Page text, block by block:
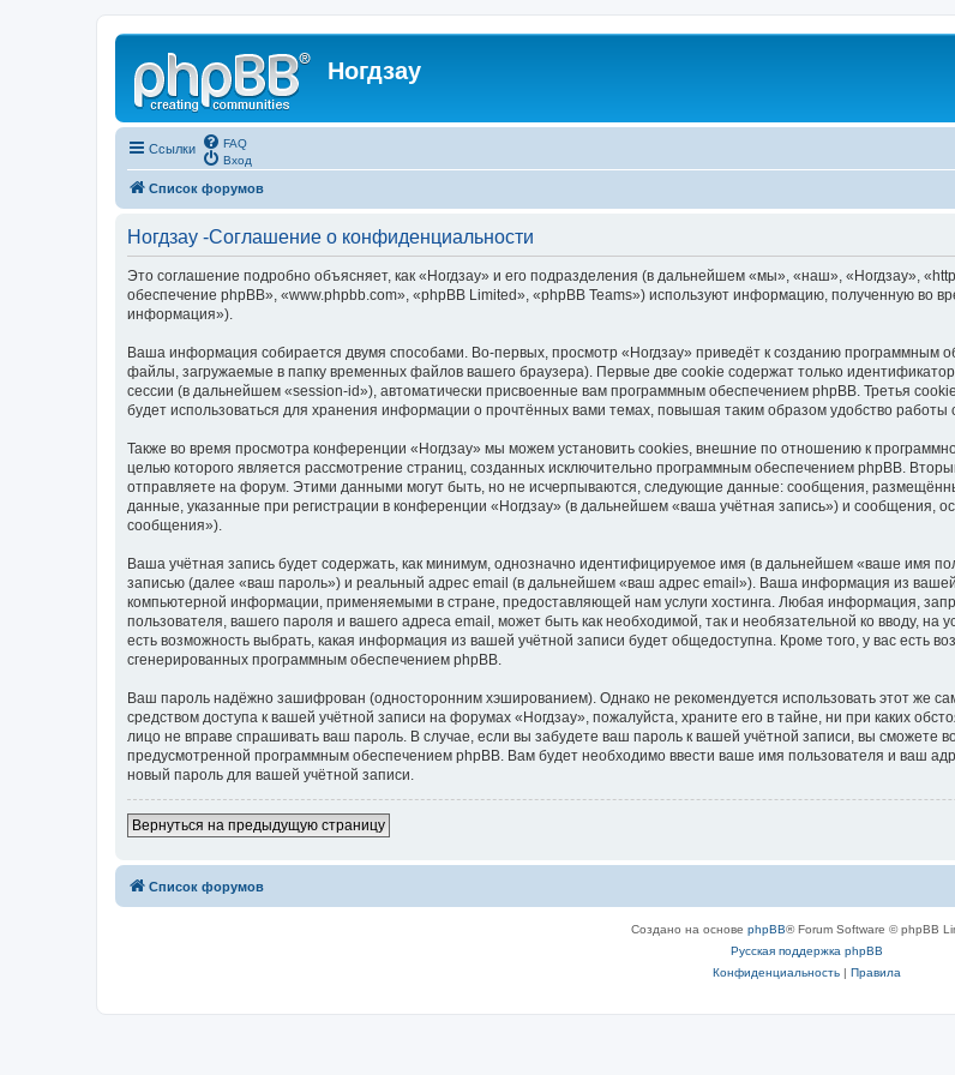
Ногдзау
Ссылки
FAQ
Вход
Список форумов
Ногдзау -Соглашение о конфиденциальности
Это соглашение подробно объясняет, как «Ногдзау» и его подразделения (в дальнейшем «мы», «наш», «Ногдзау»,
обеспечение phpBB», «www.phpbb.com», «phpBB Limited», «phpBB Teams») используют информацию, полученную во
информация»).
Ваша информация собирается двумя способами. Во-первых, просмотр «Ногдзау» приведёт к созданию программным
файлы, загружаемые в папку временных файлов вашего браузера). Первые две cookie содержат только
сессии (в дальнейшем «session-id»), автоматически присвоенные вам программным обеспечением phpBB. Третья
будет использоваться для хранения информации о прочтённых вами темах, повышая таким образом удобство
Также во время просмотра конференции «Ногдзау» мы можем установить cookies, внешние по отношению к
целью которого является рассмотрение страниц, созданных исключительно программным обеспечением phpBB.
отправляете на форум. Этими данными могут быть, но не исчерпываются, следующие данные: сообщения,
данные, указанные при регистрации в конференции «Ногдзау» (в дальнейшем «ваша учётная запись») и сообщения,
сообщения»).
Ваша учётная запись будет содержать, как минимум, однозначно идентифицируемое имя (в дальнейшем «ваше имя
записью (далее «ваш пароль») и реальный адрес email (в дальнейшем «ваш адрес email»). Ваша информация из
компьютерной информации, применяемыми в стране, предоставляющей нам услуги хостинга. Любая информация,
пользователя, вашего пароля и вашего адреса email, может быть как необходимой, так и необязательной ко вводу,
есть возможность выбрать, какая информация из вашей учётной записи будет общедоступна. Кроме того, у вас есть
сгенерированных программным обеспечением phpBB.
Ваш пароль надёжно зашифрован (односторонним хэшированием). Однако не рекомендуется использовать этот же
средством доступа к вашей учётной записи на форумах «Ногдзау», пожалуйста, храните его в тайне, ни при каких
лицо не вправе спрашивать ваш пароль. В случае, если вы забудете ваш пароль к вашей учётной записи, вы сможете
предусмотренной программным обеспечением phpBB. Вам будет необходимо ввести ваше имя пользователя и ваш
новый пароль для вашей учётной записи.
Вернуться на предыдущую страницу
Список форумов
Создано на основе phpBB® Forum Software © phpBB
Русская поддержка phpBB
Конфиденциальность| Правила